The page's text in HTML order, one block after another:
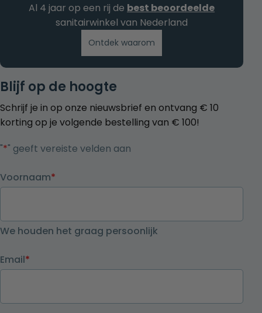
Blijf op de hoogte
Schrijf je in op onze nieuwsbrief en ontvang € 10
korting op je volgende bestelling van € 100!
"*" geeft vereiste velden aan
Voornaam*
We houden het graag persoonlijk
Email*
Al 4 jaar op een rij de best beoordeelde
sanitairwinkel van Nederland
Ontdek waarom